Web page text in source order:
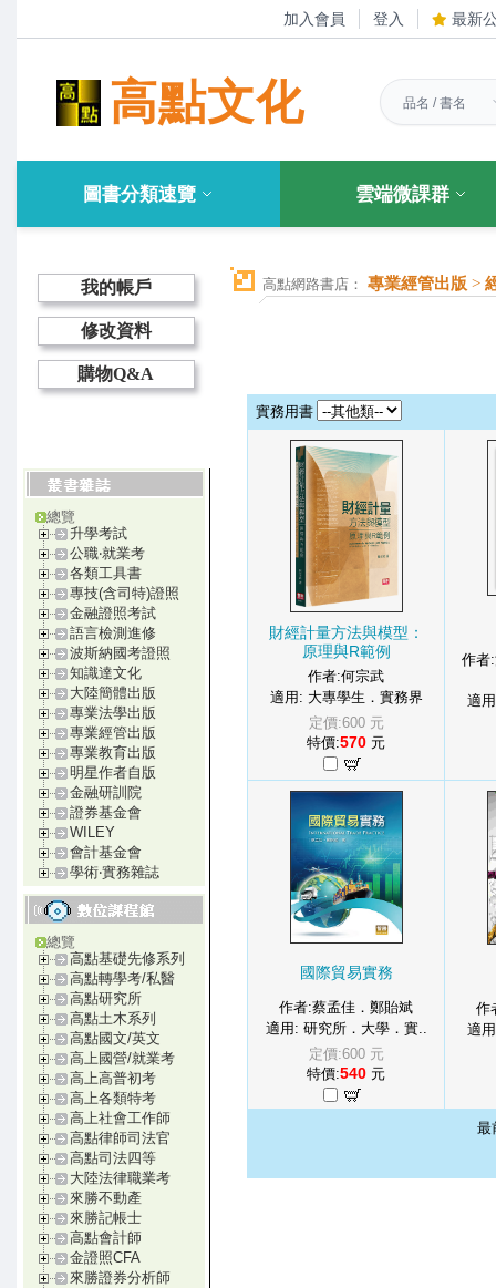
加入會員 登入 最新
高點文化
圖書分類速覽 雲端微課群
我的帳戶
修改資料
購物Q&A
總覽
升學考試
公職‧就業考
各類工具書
專技(含司特)證照
金融證照考試
語言檢測進修
波斯納國考證照
知識達文化
大陸簡體出版
專業法學出版
專業經管出版
專業教育出版
明星作者自版
金融研訓院
證券基金會
WILEY
會計基金會
學術‧實務雜誌
總覽
高點基礎先修系列
高點轉學考/私醫
高點研究所
高點土木系列
高點國文/英文
高上國營/就業考
高上高普初考
高上各類特考
高上社會工作師
高點律師司法官
高點司法四等
大陸法律職業考
來勝不動產
來勝記帳士
高點會計師
金證照CFA
來勝證券分析師
高點網路書店： 專業經管出版 >
實務用書
財經計量方法與模型：
原理與R範例
作者:何宗武
適用: 大專學生．實務界
定價:600 元
特價:570 元
作者
適
國際貿易實務
作者:蔡孟佳．鄭貽斌
適用: 研究所．大學．實..
定價:600 元
特價:540 元
作
適
最